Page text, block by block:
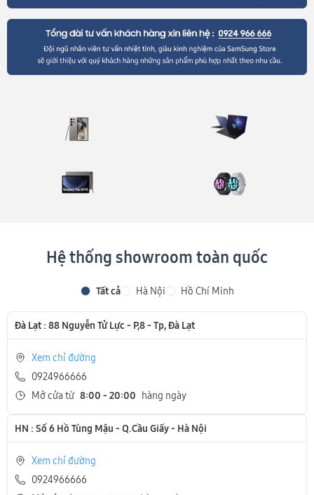
Hệ thống showroom toàn quốc
Tất cả Hà Nội Hồ Chí Minh
Đà Lạt : 88 Nguyễn Tử Lực - P,8 - Tp, Đà Lạt
Xem chỉ đường
0924966666
Mở cửa từ 8:00 - 20:00 hàng ngày
HN : Số 6 Hồ Tùng Mậu - Q.Cầu Giấy - Hà Nội
Xem chỉ đường
0924966666